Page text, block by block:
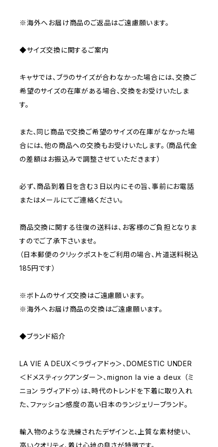
※海外へお届け商品のご返品はご遠慮願います。
◆サイズ交換に関するご案内
キャサでは、ブラのサイズが合わなかった場合には、交換ご
希望のサイズの在庫がある場合、交換をお受けいたしま
す。
また、同じ商品で交換ご希望のサイズの在庫がなかった場
合には、他の商品への交換もお受けいたします。（商品代金
の差額はお振込みで調整させていただきます）
必ず、商品到着日を含む３日以内にその旨、事前にお電話
またはメールにてご連絡ください。
商品交換に関する往復の送料は、お客様のご負担となりま
すのでご了承下さいませ。
（日本郵便のクリックポストをご利用の場合、片道送料税込
185円です）
※ボトムのサイズ交換はご遠慮願います。
※海外へお届け商品の交換はご遠慮願います。
◆ブランド紹介
LA VIE A DEUX＜ラヴィアドゥ＞、DOMESTIC UNDER
＜ドメスティックアンダー＞、mignon la vie a deux （ミ
ニョン ラヴィアドゥ）は、時代のトレンドを下着に取り入れ
た、ファッション感度の高い日本のランジェリーブランド。
輸入物のような洗練されたデザインと、上質な素材使い、
高いクオリティ、着け心地の良さが特徴です。